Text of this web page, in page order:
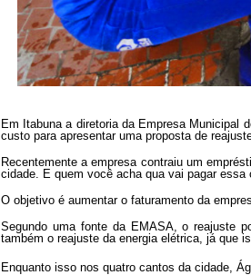
Em Itabuna a diretoria da Empresa Municipal
custo para apresentar uma proposta de
Recentemente a empresa contraiu um
cidade. E quem você acha qua vai pagar essa
O objetivo é aumentar o faturamento da
Segundo uma fonte da EMASA, o reajuste
também o reajuste da energia elétrica, já que
Enquanto isso nos quatro cantos da cidade,